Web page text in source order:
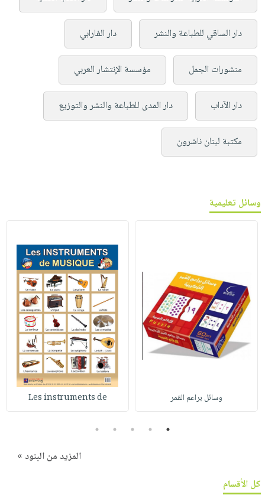
دار الساقي للطباعة والنشر دار الفارابي
منشورات الجمل مؤسسة الإنتشار العربي
دار الآداب دار المدى للطباعة والنشر والتوزيع
مكتبة لبنان ناشرون
وسائل تعليمية
وسائل براعم القمر Les instruments de
1
2
3
4
5
المزيد من البنود »
كل الأقسام